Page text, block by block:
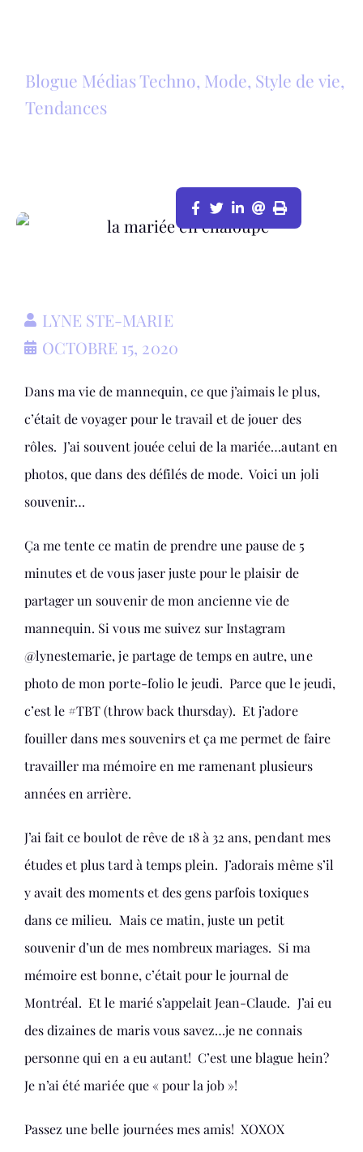
Blogue Médias Techno, Mode, Style de vie,
Tendances
LYNE STE-MARIE
OCTOBRE 15, 2020
Dans ma vie de mannequin, ce que j’aimais le plus,
c’était de voyager pour le travail et de jouer des
rôles. J’ai souvent jouée celui de la mariée…autant en
photos, que dans des défilés de mode. Voici un joli
souvenir…
Ça me tente ce matin de prendre une pause de 5
minutes et de vous jaser juste pour le plaisir de
partager un souvenir de mon ancienne vie de
mannequin. Si vous me suivez sur Instagram
@lynestemarie, je partage de temps en autre, une
photo de mon porte-folio le jeudi. Parce que le jeudi,
c’est le #TBT (throw back thursday). Et j’adore
fouiller dans mes souvenirs et ça me permet de faire
travailler ma mémoire en me ramenant plusieurs
années en arrière.
J’ai fait ce boulot de rêve de 18 à 32 ans, pendant mes
études et plus tard à temps plein. J’adorais même s’il
y avait des moments et des gens parfois toxiques
dans ce milieu. Mais ce matin, juste un petit
souvenir d’un de mes nombreux mariages. Si ma
mémoire est bonne, c’était pour le journal de
Montréal. Et le marié s’appelait Jean-Claude. J’ai eu
des dizaines de maris vous savez…je ne connais
personne qui en a eu autant! C’est une blague hein?
Je n’ai été mariée que « pour la job »!
Passez une belle journées mes amis! XOXOX